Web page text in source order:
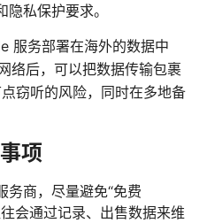
私保护要求。
服务部署在海外的数据中
络后，可以把数据传输包裹
窃听的风险，同时在多地备
项
务商，尽量避免“免费
会通过记录、出售数据来维